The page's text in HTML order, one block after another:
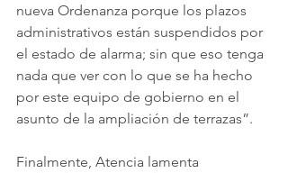
nueva Ordenanza porque los plazos
administrativos están suspendidos por
el estado de alarma; sin que eso tenga
nada que ver con lo que se ha hecho
por este equipo de gobierno en el
asunto de la ampliación de terrazas”.
Finalmente, Atencia lamenta